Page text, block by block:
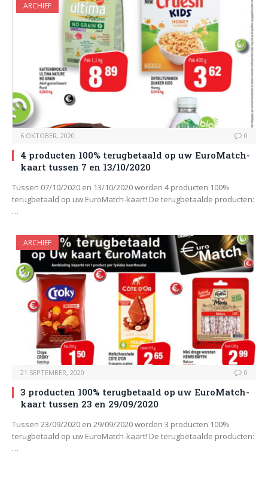
ARCHIEF
6 OKTOBER, 2020 0
4 producten 100% terugbetaald op uw EuroMatch-
kaart tussen 7 en 13/10/2020
Tussen 07/10/2020 en 13/10/2020 worden 4 producten 100%
terugbetaald op uw EuroMatch-kaart! De terugbetaalde producten:
…
ARCHIEF
21 SEPTEMBER, 2020 0
3 producten 100% terugbetaald op uw EuroMatch-
kaart tussen 23 en 29/09/2020
Tussen 23/09/2020 en 29/09/2020 worden 3 producten 100%
terugbetaald op uw EuroMatch-kaart! De terugbetaalde producten:
…